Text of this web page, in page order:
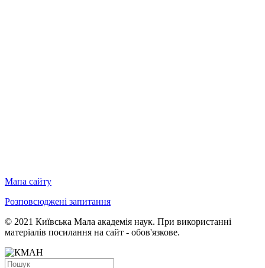
Мапа сайту
Розповсюджені запитання
© 2021 Київська Мала академія наук. При використанні
матеріалів посилання на сайт - обов'язкове.